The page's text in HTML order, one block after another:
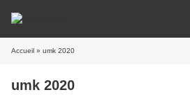
Accueil » umk 2020
umk 2020